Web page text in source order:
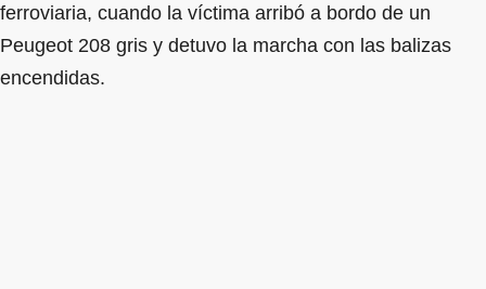
ferroviaria, cuando la víctima arribó a bordo de un
Peugeot 208 gris y detuvo la marcha con las balizas
encendidas.